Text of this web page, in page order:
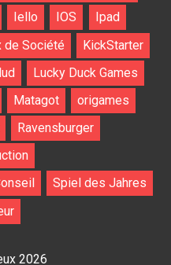
Iello IOS
Ipad
de Société
KickStarter
Lucky Duck Games
Matagot
origames
Ravensburger
Spiel des Jahres
2026